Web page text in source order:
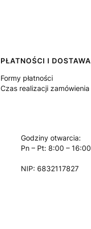
PŁATNOŚCI I DOSTAWA
Formy płatności
Czas realizacji zamówienia
Godziny otwarcia:
Pn – Pt: 8:00 – 16:00
NIP: 6832117827